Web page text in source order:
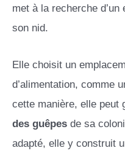
met à la recherche
son nid.
Elle choisit un
d’alimentation, comme
cette manière, elle peut
des guêpes de sa
adapté, elle y construit